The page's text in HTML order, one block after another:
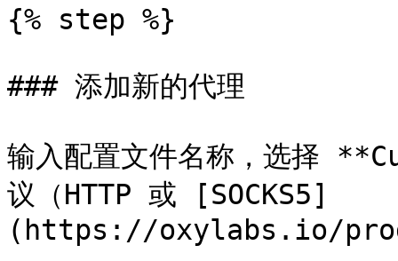
{% step %}
### 添加新的代理
输入配置文件名称，选择
议（HTTP 或 [SOCKS5]
(https://oxylabs.io/